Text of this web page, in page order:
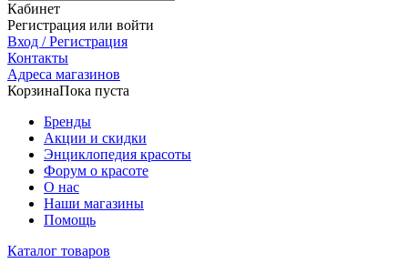
Кабинет
Регистрация или войти
Вход / Регистрация
Контакты
Адреса магазинов
КорзинаПока пуста
Бренды
Акции и скидки
Энциклопедия красоты
Форум о красоте
О нас
Наши магазины
Помощь
Каталог товаров